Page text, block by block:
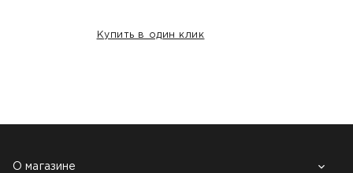
Купить в один клик
О магазине